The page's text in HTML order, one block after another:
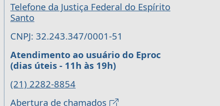
Telefone da Justiça Federal do Espírito
Santo
CNPJ: 32.243.347/0001-51
Atendimento ao usuário do Eproc
(dias úteis - 11h às 19h)
(21) 2282-8854
Abertura de chamados